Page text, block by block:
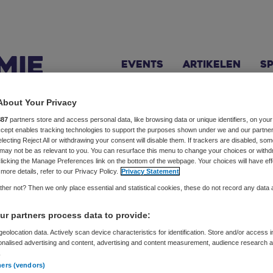
Events Artikelen
columnist, trainer en auteur
als missie een veilige werkplek voor alle negen miljoen
en auteur op het gebied van agressiepreventie en -
professional zijn/haar werk kan doen zonder last van
en praktisch. Twee zaken staan voorop: we
stil. De werkgever is aan zet om voor iedereen een
Your Privacy
partners store and access personal data, like browsing data or unique identifiers, on your
enables tracking technologies to support the purposes shown under we and our
Reject All or withdrawing your consent will disable them. If trackers are disabled,
not be as relevant to you. You can resurface this menu to change your choices or
the Manage Preferences link on the bottom of the webpage. Your choices will have
details, refer to our Privacy Policy. Privacy Statement
not? Then we only place essential and statistical cookies, these do not record any data
partners process data to provide:
data. Actively scan device characteristics for identification. Store and/or access
advertising and content, advertising and content measurement, audience research
(vendors)